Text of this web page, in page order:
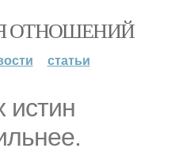
ОТНОШЕНИЙ
статьи
истин